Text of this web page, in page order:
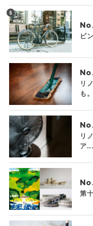
ビ
リ
も
リ
ア...
第